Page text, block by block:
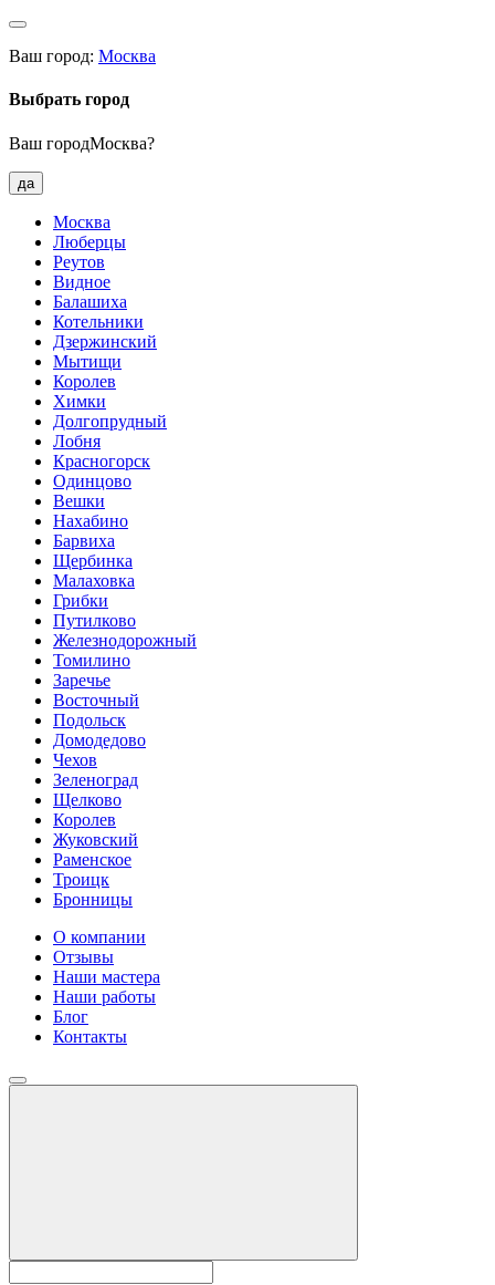
Ваш город: Москва
Выбрать город
Ваш городМосква?
да
Москва
Люберцы
Реутов
Видное
Балашиха
Котельники
Дзержинский
Мытищи
Королев
Химки
Долгопрудный
Лобня
Красногорск
Одинцово
Вешки
Нахабино
Барвиха
Щербинка
Малаховка
Грибки
Путилково
Железнодорожный
Томилино
Заречье
Восточный
Подольск
Домодедово
Чехов
Зеленоград
Щелково
Королев
Жуковский
Раменское
Троицк
Бронницы
О компании
Отзывы
Наши мастера
Наши работы
Блог
Контакты